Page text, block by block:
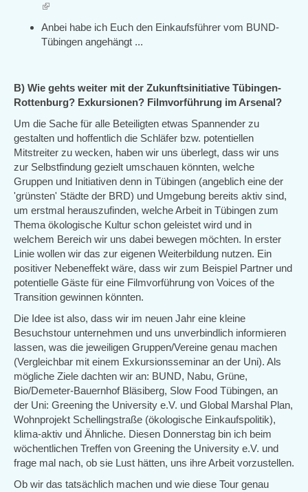
(link
external)
Anbei habe ich Euch den Einkaufsführer vom BUND-
Tübingen angehängt ...
B) Wie gehts weiter mit der Zukunftsinitiative Tübingen-
Rottenburg? Exkursionen? Filmvorführung im Arsenal?
Um die Sache für alle Beteiligten etwas Spannender zu
gestalten und hoffentlich die Schläfer bzw. potentiellen
Mitstreiter zu wecken, haben wir uns überlegt, dass wir uns
zur Selbstfindung gezielt umschauen könnten, welche
Gruppen und Initiativen denn in Tübingen (angeblich eine der
'grünsten' Städte der BRD) und Umgebung bereits aktiv sind,
um erstmal herauszufinden, welche Arbeit in Tübingen zum
Thema ökologische Kultur schon geleistet wird und in
welchem Bereich wir uns dabei bewegen möchten. In erster
Linie wollen wir das zur eigenen Weiterbildung nutzen. Ein
positiver Nebeneffekt wäre, dass wir zum Beispiel Partner und
potentielle Gäste für eine Filmvorführung von Voices of the
Transition gewinnen könnten.
Die Idee ist also, dass wir im neuen Jahr eine kleine
Besuchstour unternehmen und uns unverbindlich informieren
lassen, was die jeweiligen Gruppen/Vereine genau machen
(Vergleichbar mit einem Exkursionsseminar an der Uni). Als
mögliche Ziele dachten wir an: BUND, Nabu, Grüne,
Bio/Demeter-Bauernhof Bläsiberg, Slow Food Tübingen, an
der Uni: Greening the University e.V. und Global Marshal Plan,
Wohnprojekt Schellingstraße (ökologische Einkaufspolitik),
klima-aktiv und Ähnliche. Diesen Donnerstag bin ich beim
wöchentlichen Treffen von Greening the University e.V. und
frage mal nach, ob sie Lust hätten, uns ihre Arbeit vorzustellen.
Ob wir das tatsächlich machen und wie diese Tour genau